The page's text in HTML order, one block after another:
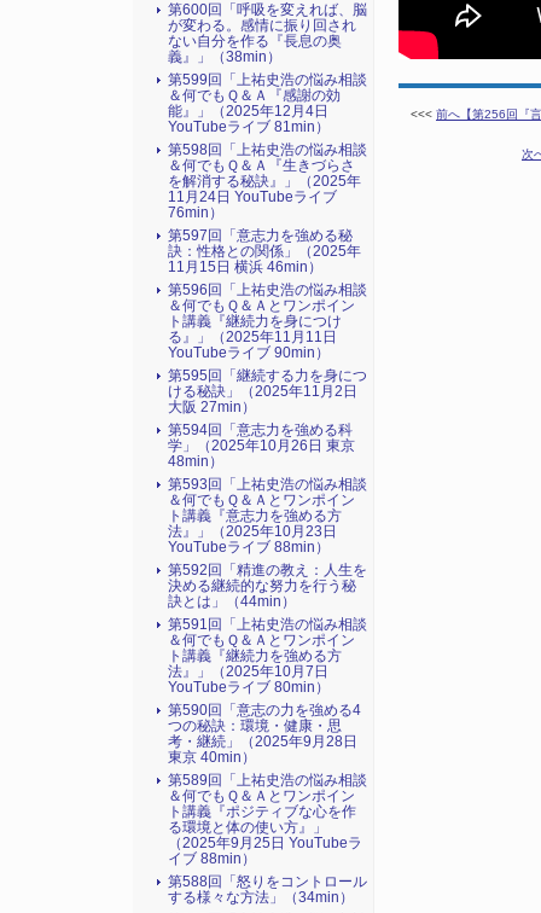
<<< 前へ【第256回『
次
第600回「呼吸を変えれば、脳
が変わる。感情に振り回され
ない自分を作る『長息の奥
義』」（38min）
第599回「上祐史浩の悩み相談
＆何でもＱ＆Ａ『感謝の効
能』」（2025年12月4日
YouTubeライブ 81min）
第598回「上祐史浩の悩み相談
＆何でもＱ＆Ａ『生きづらさ
を解消する秘訣』​」（2025年
11月24日 YouTubeライブ
76min）
第597回「意志力を強める秘
訣：性格との関係」（2025年
11月15日 横浜 46min）
第596回「上祐史浩の悩み相談
＆何でもＱ＆Ａとワンポイン
ト講義『継続力を身につけ
る』​」（2025年11月11日
YouTubeライブ 90min）
第595回「継続する力を身につ
ける秘訣」（2025年11月2日
大阪 27min）
第594回「意志力を強める科
学」（2025年10月26日 東京
48min）
第593回「上祐史浩の悩み相談
＆何でもＱ＆Ａとワンポイン
ト講義『意志力を強める方
法』​」（2025年10月23日
YouTubeライブ 88min）
第592回「精進の教え：人生を
決める継続的な努力を行う秘
訣とは」（44min）
第591回「上祐史浩の悩み相談
＆何でもＱ＆Ａとワンポイン
ト講義『継続力を強める方
法』​」（2025年10月7日
YouTubeライブ 80min）
第590回「意志の力を強める4
つの秘訣：環境・健康・思
考・継続」（2025年9月28日
東京 40min）
第589回「上祐史浩の悩み相談
＆何でもＱ＆Ａとワンポイン
ト講義『ポジティブな心を作
る環境と体の使い方』​」
（2025年9月25日 YouTubeラ
イブ 88min）
第588回「怒りをコントロール
する様々な方法」（34min）